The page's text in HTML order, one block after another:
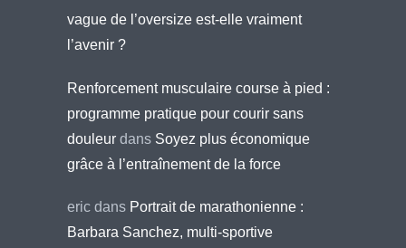
vague de l’oversize est-elle vraiment
l’avenir ?
Renforcement musculaire course à pied :
programme pratique pour courir sans
douleur dans Soyez plus économique
grâce à l’entraînement de la force
eric dans Portrait de marathonienne :
Barbara Sanchez, multi-sportive